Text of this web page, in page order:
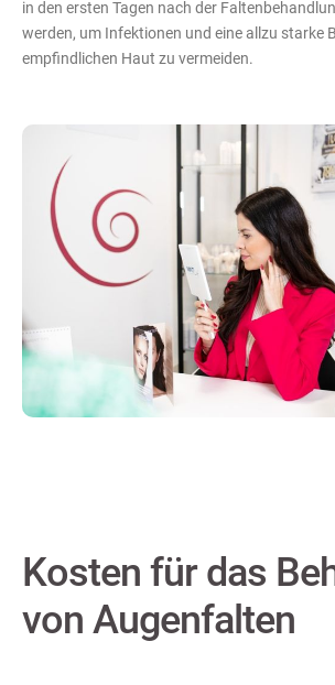
in den ersten Tagen nach der
werden, um Infektionen und eine allzu starke
empfindlichen Haut zu vermeiden.
Kosten für das
von Augenfalten